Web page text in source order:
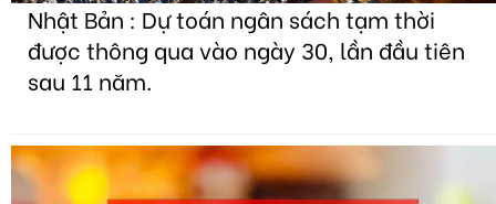
Nhật Bản : Dự toán ngân sách tạm thời
được thông qua vào ngày 30, lần đầu tiên
sau 11 năm.